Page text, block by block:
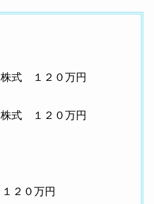
式 １２０万円
式 １２０万円
０万円